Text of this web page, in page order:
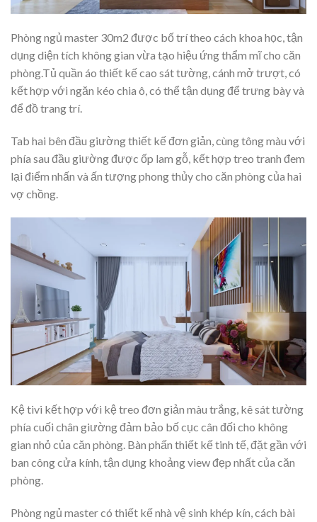
Phòng ngủ master 30m2 được bố trí theo cách khoa học, tận
dụng diện tích không gian vừa tạo hiệu ứng thẩm mĩ cho căn
phòng.Tủ quần áo thiết kế cao sát tường, cánh mở trượt, có
kết hợp với ngăn kéo chia ô, có thể tận dụng để trưng bày và
để đồ trang trí.
Tab hai bên đầu giường thiết kế đơn giản, cùng tông màu với
phía sau đầu giường được ốp lam gỗ, kết hợp treo tranh đem
lại điểm nhấn và ấn tượng phong thủy cho căn phòng của hai
vợ chồng.
Kệ tivi kết hợp với kệ treo đơn giản màu trắng, kê sát tường
phía cuối chân giường đảm bảo bố cục cân đối cho không
gian nhỏ của căn phòng. Bàn phấn thiết kế tinh tế, đặt gần với
ban công cửa kính, tận dụng khoảng view đẹp nhất của căn
phòng.
Phòng ngủ master có thiết kế nhà vệ sinh khép kín, cách bài